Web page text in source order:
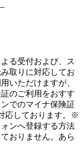
る受付および、ス
取りに対応してお
いただけますが、
のご利用をおすす
でのマイナ保険証
応しております。※
ンへ登録する方法
おりません。あら